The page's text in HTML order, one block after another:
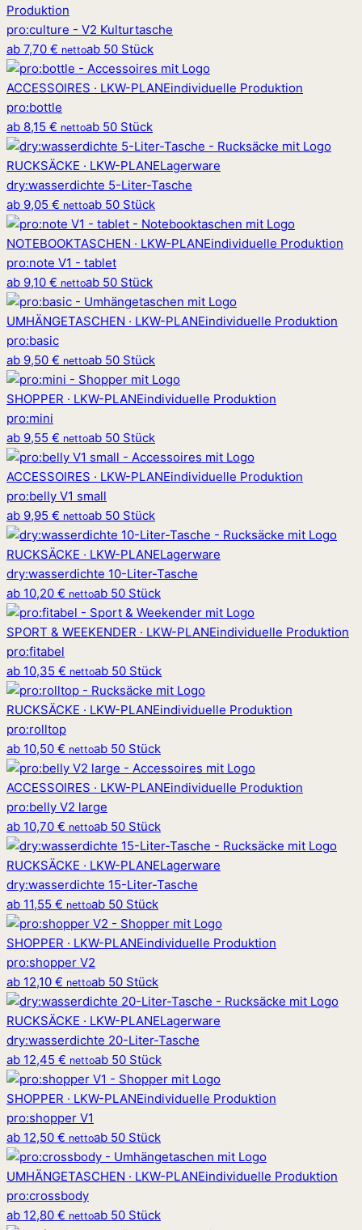
Produktion
pro:culture - V2 Kulturtasche
ab 7,70 € nettoab 50 Stück
ACCESSOIRES · LKW-PLANEindividuelle Produktion
pro:bottle
ab 8,15 € nettoab 50 Stück
RUCKSÄCKE · LKW-PLANELagerware
dry:wasserdichte 5-Liter-Tasche
ab 9,05 € nettoab 50 Stück
NOTEBOOKTASCHEN · LKW-PLANEindividuelle Produktion
pro:note V1 - tablet
ab 9,10 € nettoab 50 Stück
UMHÄNGETASCHEN · LKW-PLANEindividuelle Produktion
pro:basic
ab 9,50 € nettoab 50 Stück
SHOPPER · LKW-PLANEindividuelle Produktion
pro:mini
ab 9,55 € nettoab 50 Stück
ACCESSOIRES · LKW-PLANEindividuelle Produktion
pro:belly V1 small
ab 9,95 € nettoab 50 Stück
RUCKSÄCKE · LKW-PLANELagerware
dry:wasserdichte 10-Liter-Tasche
ab 10,20 € nettoab 50 Stück
SPORT & WEEKENDER · LKW-PLANEindividuelle Produktion
pro:fitabel
ab 10,35 € nettoab 50 Stück
RUCKSÄCKE · LKW-PLANEindividuelle Produktion
pro:rolltop
ab 10,50 € nettoab 50 Stück
ACCESSOIRES · LKW-PLANEindividuelle Produktion
pro:belly V2 large
ab 10,70 € nettoab 50 Stück
RUCKSÄCKE · LKW-PLANELagerware
dry:wasserdichte 15-Liter-Tasche
ab 11,55 € nettoab 50 Stück
SHOPPER · LKW-PLANEindividuelle Produktion
pro:shopper V2
ab 12,10 € nettoab 50 Stück
RUCKSÄCKE · LKW-PLANELagerware
dry:wasserdichte 20-Liter-Tasche
ab 12,45 € nettoab 50 Stück
SHOPPER · LKW-PLANEindividuelle Produktion
pro:shopper V1
ab 12,50 € nettoab 50 Stück
UMHÄNGETASCHEN · LKW-PLANEindividuelle Produktion
pro:crossbody
ab 12,80 € nettoab 50 Stück